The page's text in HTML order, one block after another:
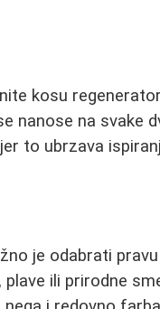
kosu
nanose na svake
to ubrzava
je odabrati
ili prirodne